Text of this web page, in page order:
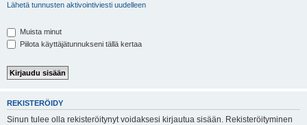
Lähetä tunnusten aktivointiviesti uudelleen
Muista minut
Piilota käyttäjätunnukseni tällä kertaa
REKISTERÖIDY
Sinun tulee olla rekisteröitynyt voidaksesi kirjautua sisään. Rekisteröityminen